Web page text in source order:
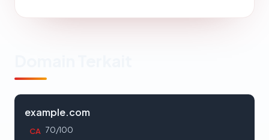
example.com
CA 70/100